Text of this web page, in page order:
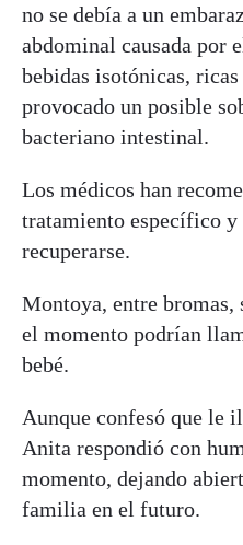
no se debía a un
abdominal causada por
bebidas isotónicas,
provocado un posible
bacteriano intestinal.
Los médicos han
tratamiento específico
recuperarse.
Montoya, entre
el momento podrían
bebé.
Aunque confesó que le
Anita respondió con
momento, dejando
familia en el futuro.